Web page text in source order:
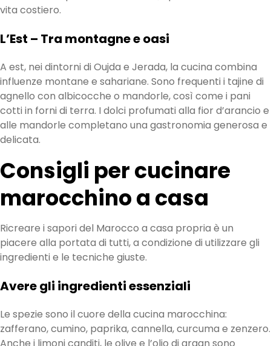
vita costiero.
L’Est – Tra montagne e oasi
A est, nei dintorni di Oujda e Jerada, la cucina combina
influenze montane e sahariane. Sono frequenti i tajine di
agnello con albicocche o mandorle, così come i pani
cotti in forni di terra. I dolci profumati alla fior d’arancio e
alle mandorle completano una gastronomia generosa e
delicata.
Consigli per cucinare
marocchino a casa
Ricreare i sapori del Marocco a casa propria è un
piacere alla portata di tutti, a condizione di utilizzare gli
ingredienti e le tecniche giuste.
Avere gli ingredienti essenziali
Le spezie sono il cuore della cucina marocchina:
zafferano, cumino, paprika, cannella, curcuma e zenzero.
Anche i limoni canditi, le olive e l’olio di argan sono